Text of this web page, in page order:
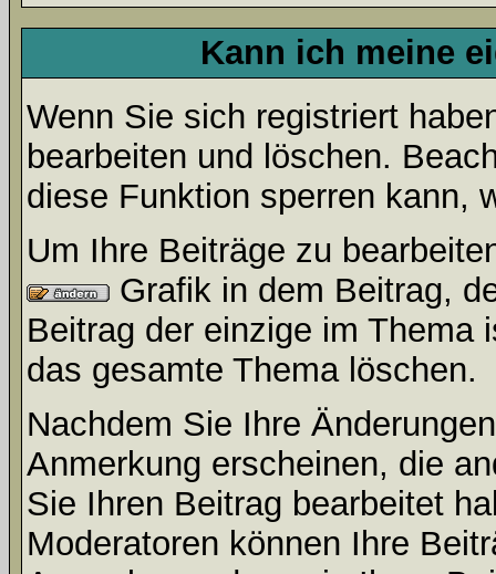
Kann ich meine
Wenn Sie sich registriert
bearbeiten und löschen.
diese Funktion sperren kann,
Um Ihre Beiträge zu
Grafik in dem Beitrag,
Beitrag der einzige im Thema
das gesamte Thema löschen.
Nachdem Sie Ihre
Anmerkung erscheinen, die
Sie Ihren Beitrag bearbeitet
Moderatoren können Ihre